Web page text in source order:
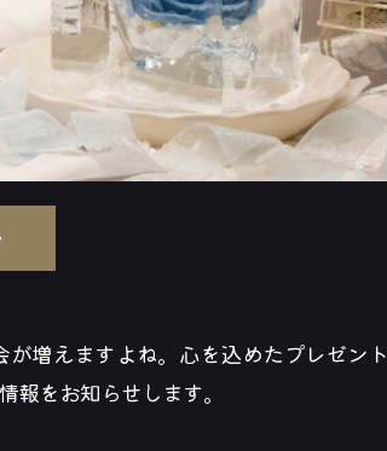
増えますよね。心を込めたプレゼント
をお知らせします。